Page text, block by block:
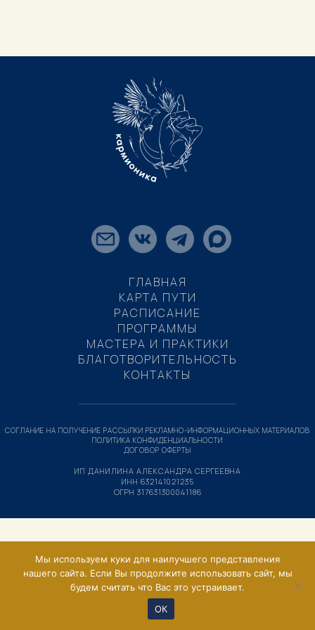
ГЛАВНАЯ
КАРТА ПУТИ
РАСПИСАНИЕ
ПРОГРАММЫ
МАСТЕРА И ПРАКТИКИ
БЛАГОТВОРИТЕЛЬНОСТЬ
КОНТАКТЫ
ИП ДАНИЛИНА АЛЕКСАНДРА СЕРГЕЕВНА
ИНН 632141021235
ОГРН 317631300041186
СОГЛАНИЕ НА ПОЛУЧЕНИЕ РАССЫЛКИ РЕКЛАМНО-ИНФОРМАЦИОННЫХ МАТЕРИАЛОВ
ПОЛИТИКА КОНФИДЕНЦИАЛЬНОСТИ
ДОГОВОР ОФЕРТЫ
Мы используем куки для наилучшего представления
нашего сайта. Если Вы продолжите использовать сайт, мы
будем считать что Вас это устраивает.
ОК